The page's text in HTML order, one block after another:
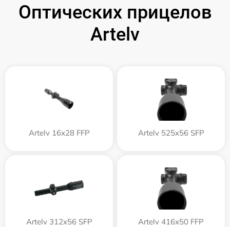
Оптических прицелов
Artelv
Artelv 16x28 FFP Artelv 525x56 SFP
Artelv 312x56 SFP Artelv 416x50 FFP